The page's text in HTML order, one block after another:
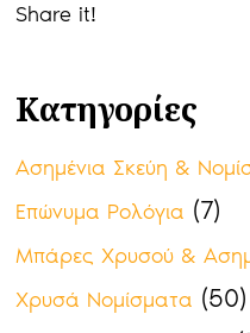
Share it!
Κατηγορίες
Ασημένια Σκεύη &
Επώνυμα Ρολόγια (7)
Μπάρες Χρυσού &
Χρυσά Νομίσματα (50)